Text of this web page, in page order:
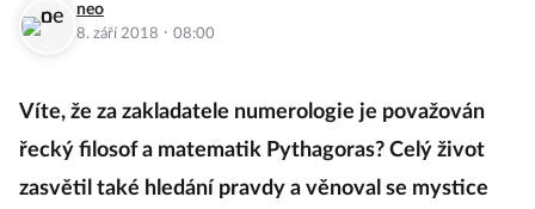
neo
8. září 2018 · 08:00
Víte, že za zakladatele numerologie je považován
řecký filosof a matematik Pythagoras? Celý život
zasvětil také hledání pravdy a věnoval se mystice